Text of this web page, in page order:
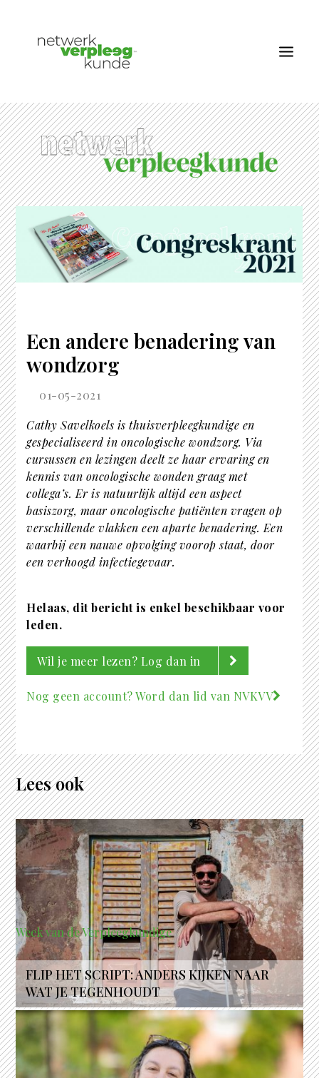
OVER NETWERK VERPLEEGKUNDE
NIEUWS
RUBRIEKEN
EDITIES
VACATURES
LID WORDEN
CONTACT
Een andere benadering van
wondzorg
01-05-2021
Cathy Savelkoels is thuisverpleegkundige en
gespecialiseerd in oncologische wondzorg. Via
cursussen en lezingen deelt ze haar ervaring en
kennis van oncologische wonden graag met
collega’s. Er is natuurlijk altijd een aspect
basiszorg, maar oncologische patiënten vragen op
verschillende vlakken een aparte benadering. Een
waarbij een nauwe opvolging voorop staat, door
een verhoogd infectiegevaar.
Helaas, dit bericht is enkel beschikbaar voor
leden.
Wil je meer lezen? Log dan in
Nog geen account? Word dan lid van NVKVV
Lees ook
Week van de Verpleegkundige
FLIP HET SCRIPT: ANDERS KIJKEN NAAR
WAT JE TEGENHOUDT